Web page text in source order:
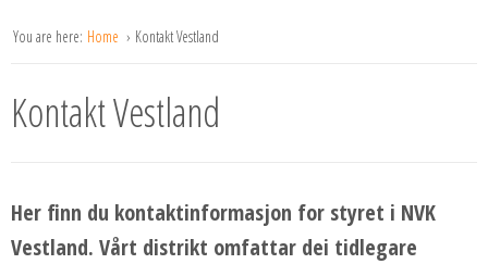
You are here: Home Kontakt Vestland
Kontakt Vestland
Her finn du kontaktinformasjon for styret i NVK
Vestland. Vårt distrikt omfattar dei tidlegare